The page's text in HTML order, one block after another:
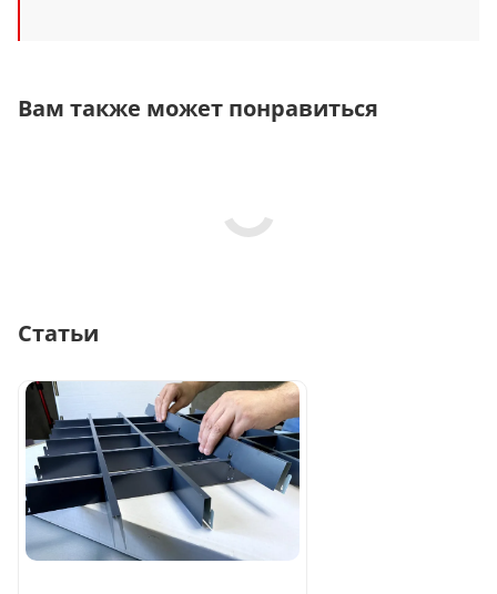
Вам также может понравиться
Статьи